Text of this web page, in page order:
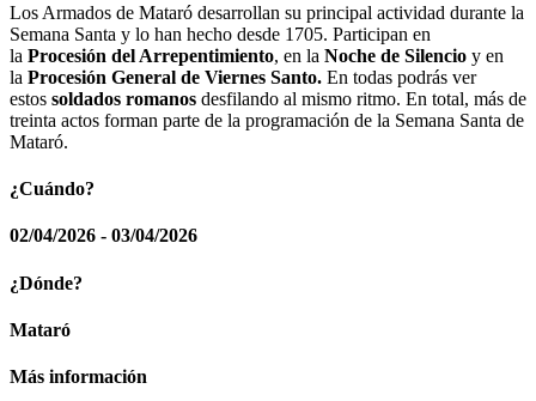
Los Armados de Mataró desarrollan su principal actividad durante la
Semana Santa y lo han hecho desde 1705. Participan en
la Procesión del Arrepentimiento, en la Noche de Silencio y en
la Procesión General de Viernes Santo. En todas podrás ver
estos soldados romanos desfilando al mismo ritmo. En total, más de
treinta actos forman parte de la programación de la Semana Santa de
Mataró.
¿Cuándo?
02/04/2026 - 03/04/2026
¿Dónde?
Mataró
Más información